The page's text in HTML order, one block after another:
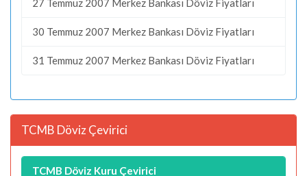
30 Temmuz 2007 Merkez Bankası Döviz Fiyatları
31 Temmuz 2007 Merkez Bankası Döviz Fiyatları
TCMB Döviz Çevirici
TCMB Döviz Kuru Çevirici